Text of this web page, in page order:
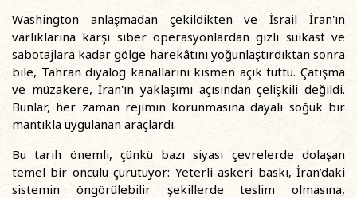
Washington anlaşmadan çekildikten ve İsrail İran'ın
varlıklarına karşı siber operasyonlardan gizli suikast ve
sabotajlara kadar gölge harekâtını yoğunlaştırdıktan sonra
bile, Tahran diyalog kanallarını kısmen açık tuttu. Çatışma
ve müzakere, İran'ın yaklaşımı açısından çelişkili değildi.
Bunlar, her zaman rejimin korunmasına dayalı soğuk bir
mantıkla uygulanan araçlardı.
Bu tarih önemli, çünkü bazı siyasi çevrelerde dolaşan
temel bir öncülü çürütüyor: Yeterli askeri baskı, İran’daki
sistemin öngörülebilir şekillerde teslim olmasına,